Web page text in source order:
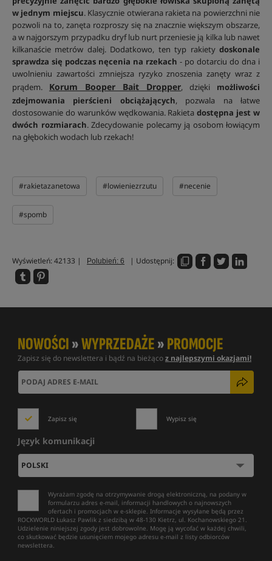
w jednym miejscu. Klasycznie otwierana rakieta na powierzchni nie
pozwoli na to, zanęta rozproszy się na znacznie większym obszarze,
a w najgorszym przypadku dryf lub nurt przeniesie ją kilka lub nawet
kilkanaście metrów dalej. Dodatkowo, ten typ rakietydoskonale
sprawdza się podczas nęcenia na rzekach - po dotarciu do dna i
uwolnieniu zawartości zmniejsza ryzyko znoszenia zanęty wraz z
prądem. Korum Booper Bait Dropper, dzięki możliwości
zdejmowania pierścieni obciążających, pozwala na łatwe
dostosowanie do warunków wędkowania. Rakietadostępna jest w
dwóch rozmiarach. Zdecydowanie polecamy ją osobom łowiącym
na głębokich wodach lub rzekach!
#rakietazanetowa #lowieniezrzutu #necenie
#spomb
Wyświetleń: 42133 | Polubień: 6 | Udostępnij:
NOWOŚCI»WYPRZEDAŻE»PROMOCJE
Zapisz się do newslettera i bądź na bieżącoz najlepszymi okazjami!
Zapisz się Wypisz się
Język komunikacji
Wyrażam zgodę na otrzymywanie drogą elektroniczną, na podany w
formularzu adres e-mail, informacji handlowych o najnowszych
ofertach i promocjach w e-sklepie. Informacje wysyłane będą przez
ROCKWORLD Łukasz Pawlik z siedzibą w 48-130 Kietrz, ul. Kochanowskiego 21.
Udzielenie niniejszej zgody jest dobrowolne. Mogę ją wycofać w każdej chwili,
co skutkować będzie usunięciem mojego adresu e-mail z listy odbiorców
newslettera.